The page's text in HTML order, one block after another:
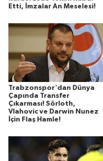
Etti, İmzalar An Meselesi!
Trabzonspor'dan Dünya
Çapında Transfer
Çıkarması! Sörloth,
Vlahovic ve Darwin Nunez
İçin Flaş Hamle!